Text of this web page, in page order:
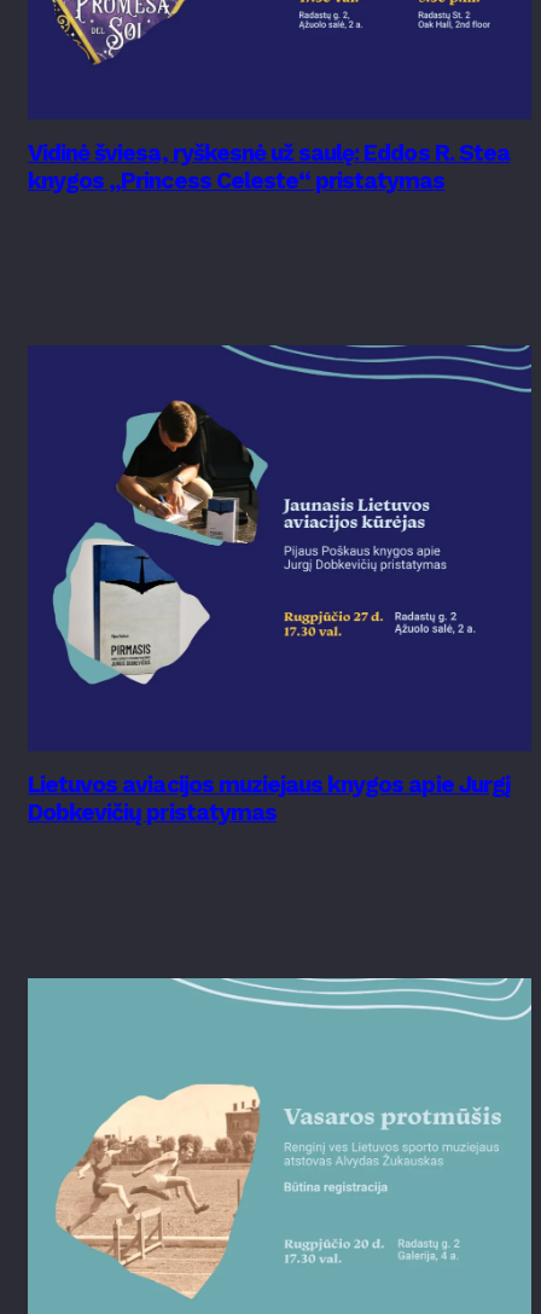
Vidinė šviesa, ryškesnė už saulę: Eddos R. Stea
knygos „Princess Celeste“ pristatymas
Lietuvos aviacijos muziejaus knygos apie Jurgį
Dobkevičių pristatymas